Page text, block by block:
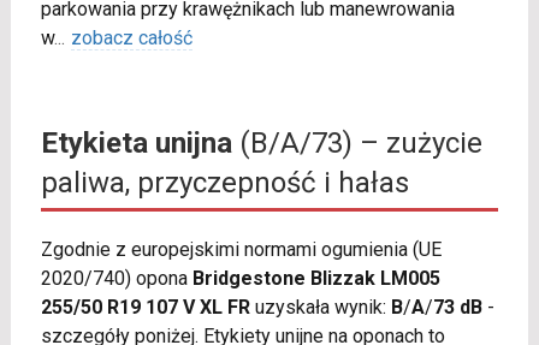
parkowania przy krawężnikach lub manewrowania
w... zobacz całość
Etykieta unijna(B/A/73) – zużycie
paliwa, przyczepność i hałas
Zgodnie z europejskimi normami ogumienia (UE
2020/740) opona Bridgestone Blizzak LM005
255/50 R19 107 V XL FRuzyskała wynik: B/A/73 dB-
szczegóły poniżej. Etykiety unijne na oponach to